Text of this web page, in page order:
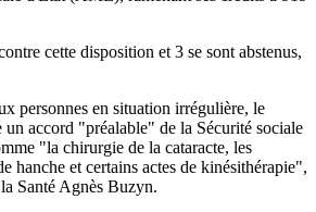
cette disposition et 3 se sont abstenus,
personnes en situation irrégulière, le
un accord "préalable" de la Sécurité sociale
"la chirurgie de la cataracte, les
hanche et certains actes de kinésithérapie",
Santé Agnès Buzyn.